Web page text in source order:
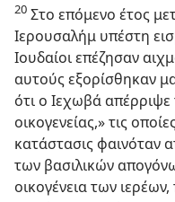
20 Στο επόμενο έτος
Ιερουσαλήμ υπέστη
Ιουδαίοι επέζησαν
αυτούς εξορίσθηκαν
ότι ο Ιεχωβά
οικογενείας,» τις
κατάστασις φαινόταν
των βασιλικών
οικογένεια των